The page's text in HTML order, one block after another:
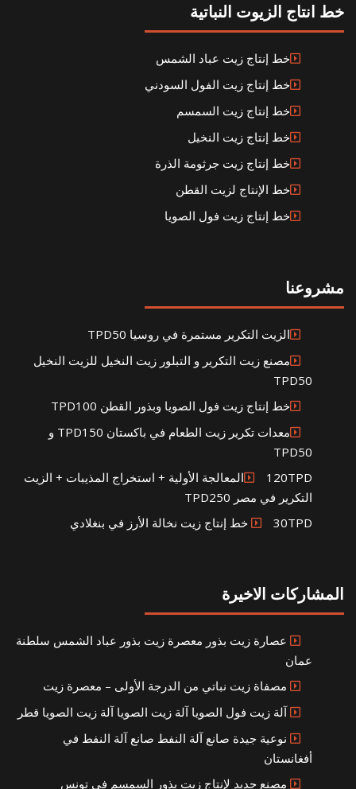
خط انتاج الزيوت النباتية
خط إنتاج زيت عباد الشمس
خط إنتاج زيت الفول السودني
خط إنتاج زيت السمسم
خط إنتاج زيت النخيل
خط إنتاج زيت جرثومة الذرة
خط الإنتاج لزيت القطن
خط إنتاج زيت فول الصويا
مشروعنا
الزيت التكرير مستمرة في روسيا TPD50
مصنع زيت التكرير و التبلور زيت النخيل للزيت النخيل
TPD50
خط إنتاج زيت فول الصويا وبذور القطن TPD100
معدات تكرير زيت الطعام في باكستان TPD150 و
TPD50
120TPDالمعالجة الأولية + استخراج المذيبات + الزيت
التكرير في مصر TPD250
30TPD خط إنتاج زيت نخالة الأرز في بنغلادي
المشاركات الاخيرة
عصارة زيت بذور معصرة زيت بذور عباد الشمس سلطنة
عمان
مصفاة زيت نباتي من الدرجة الأولى – معصرة زيت
آلة زيت فول الصويا آلة زيت الصويا آلة زيت الصويا قطر
نوعية جيدة صانع آلة النفط صانع آلة النفط في
أفغانستان
مصنع جديد لإنتاج زيت بذور السمسم في تونس